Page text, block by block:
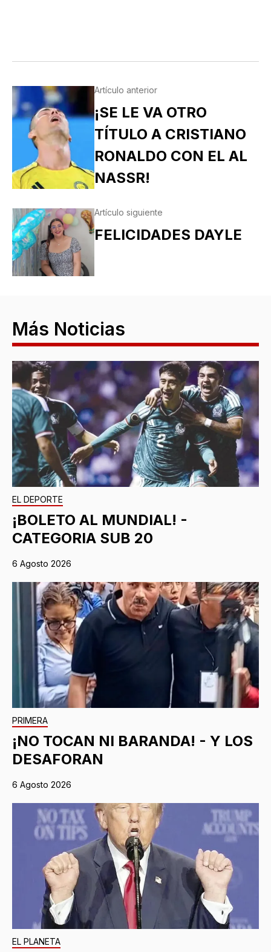
Artículo anterior
¡SE LE VA OTRO
TÍTULO A CRISTIANO
RONALDO CON EL AL
NASSR!
Artículo siguiente
FELICIDADES DAYLE
Más Noticias
EL DEPORTE
¡BOLETO AL MUNDIAL! -
CATEGORIA SUB 20
6 Agosto 2026
PRIMERA
¡NO TOCAN NI BARANDA! - Y LOS
DESAFORAN
6 Agosto 2026
EL PLANETA